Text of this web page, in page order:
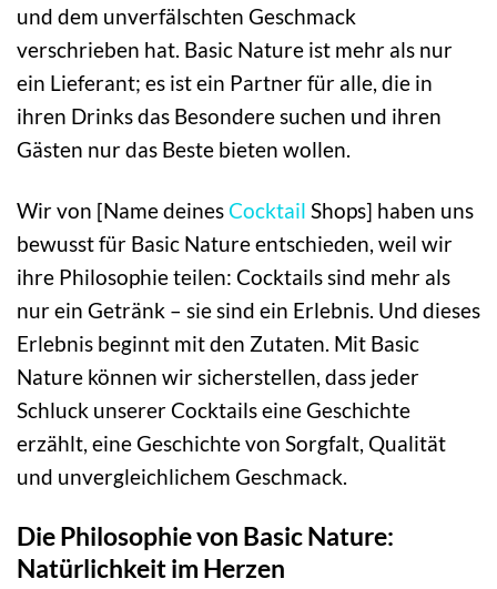
und dem unverfälschten Geschmack
verschrieben hat. Basic Nature ist mehr als nur
ein Lieferant; es ist ein Partner für alle, die in
ihren Drinks das Besondere suchen und ihren
Gästen nur das Beste bieten wollen.
Wir von [Name deinesCocktail Shops] haben uns
bewusst für Basic Nature entschieden, weil wir
ihre Philosophie teilen: Cocktails sind mehr als
nur ein Getränk – sie sind ein Erlebnis. Und dieses
Erlebnis beginnt mit den Zutaten. Mit Basic
Nature können wir sicherstellen, dass jeder
Schluck unserer Cocktails eine Geschichte
erzählt, eine Geschichte von Sorgfalt, Qualität
und unvergleichlichem Geschmack.
Die Philosophie von Basic Nature:
Natürlichkeit im Herzen